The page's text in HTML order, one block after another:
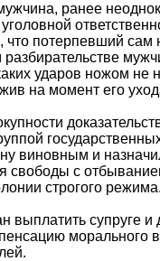
ранее
что потерпевший сам
ударов ножом не
на момент его
виновным и
свободы с
строгого режима.
выплатить супруге и
морального